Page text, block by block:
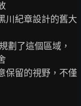
川紀章設計的舊大
劃了這個區域，
保留的視野，不僅